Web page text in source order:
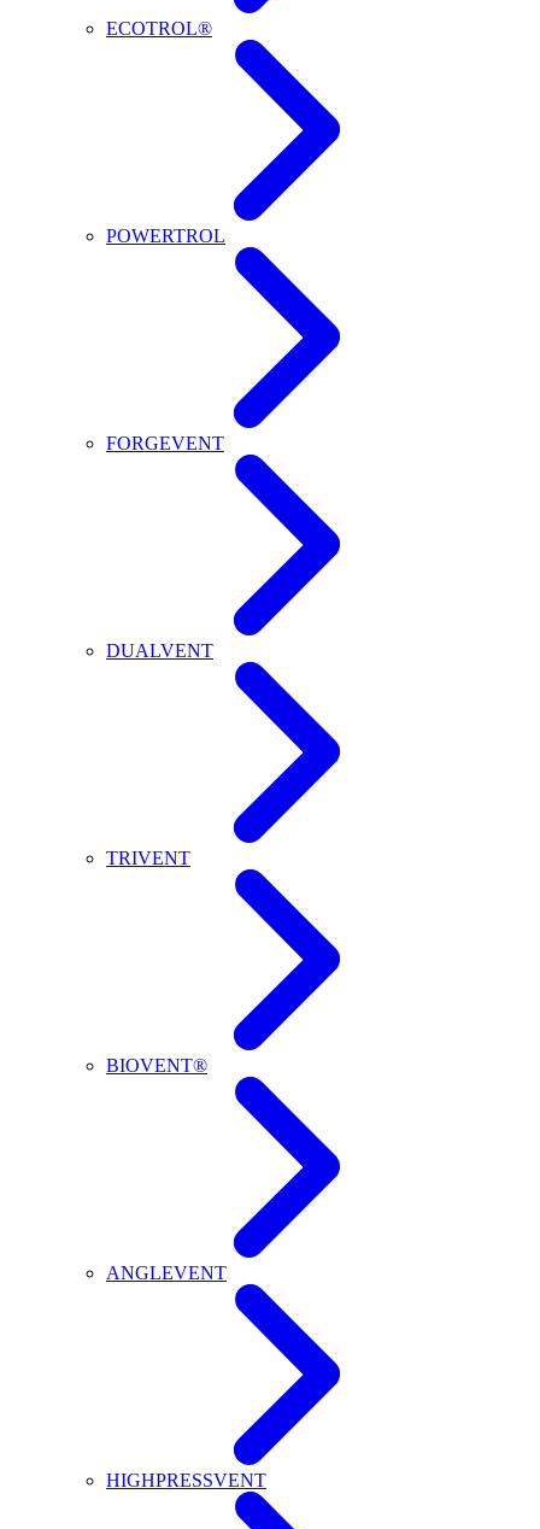
ECOTROL®
POWERTROL
FORGEVENT
DUALVENT
TRIVENT
BIOVENT®
ANGLEVENT
HIGHPRESSVENT